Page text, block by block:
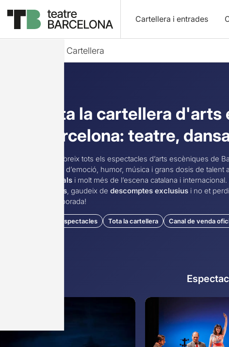
Cartellera i entrades
Cartellera
Tota la cartellera
Barcelona: teatre,
Descobreix tots els espectacles d’arts escèniques de
plenes d’emoció, humor, música i grans dosis de talent
musicalsi molt més de l’escena catalana i internacional.
oficials, gaudeix de descomptes exclusiusi no et
la temporada!
560 espectacles Tota la cartellera Canal de venda